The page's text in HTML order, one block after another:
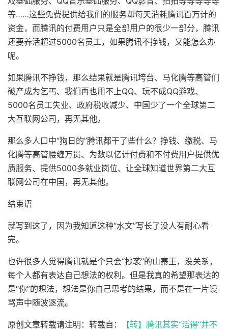
等……这些免费提供给我们的服务却每天消耗腾讯百万计的
资金，而腾讯的付费用户只是全部用户的很少一部分，腾讯
还要养活超过5000名员工，如果腾讯不挣钱，又能怎么办
呢。
如果腾讯不挣钱，那么结果就是腾讯垮台、马化腾等高管们
破产成为乞丐、我们再也用不上QQ、玩不成QQ游戏、
5000名员工失业、政府税收减少、中国少了一个全球第二
大互联网公司，再无其他。
那么多人口中“狗日的”腾讯都干了些什么？挣钱、缴税、马
化腾等高管腰缠万贯、为数以亿计付费和不付费用户提供优
质服务、提供5000多就业岗位、让全球知道世界第二大互
联网公司在中国，再无其他。
结束语
就写到这了，因为我知道这种“水文”写长了没人有耐心看
完。
也许很多人觉得腾讯就是个只会“抄袭”的山寨王，没关系，
每个人都有表达自己想法的权利。但是我真的希望那表达的
是“你”的想法，想法是你自己思考的结果，而不是在一片谩
骂声中随波逐流。
原创文章转载请注明：转载自：
【转】腾讯其实“活得”并不